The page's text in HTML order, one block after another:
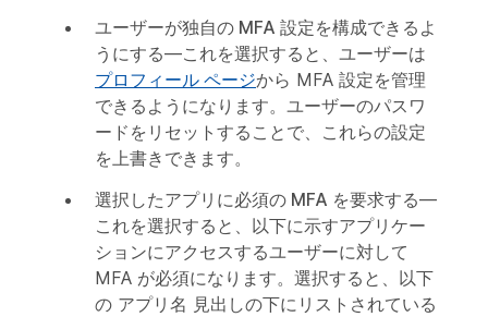
ユーザーが独自の MFA 設定を構成できるよ
うにする—これを選択すると、ユーザーは
プロフィール ページから MFA 設定を管理
できるようになります。ユーザーのパスワ
ードをリセットすることで、これらの設定
を上書きできます。
選択したアプリに必須の MFA を要求する—
これを選択すると、以下に示すアプリケー
ションにアクセスするユーザーに対して
MFA が必須になります。選択すると、以下
の アプリ名 見出しの下にリストされている